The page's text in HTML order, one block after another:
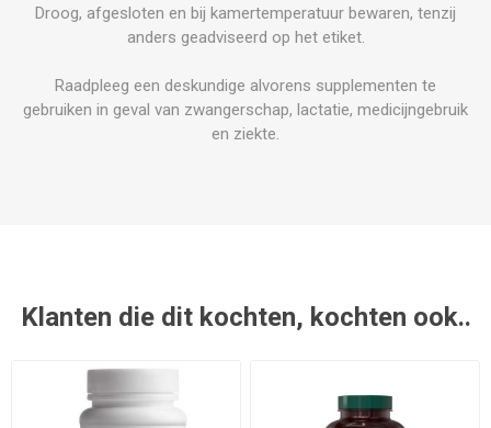
Droog, afgesloten en bij kamertemperatuur bewaren, tenzij
anders geadviseerd op het etiket.
Raadpleeg een deskundige alvorens supplementen te
gebruiken in geval van zwangerschap, lactatie, medicijngebruik
en ziekte.
Klanten die dit kochten, kochten ook..